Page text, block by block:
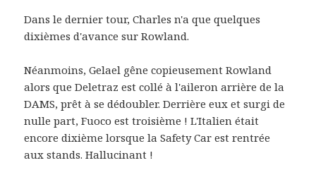
Dans le dernier tour, Charles n'a que quelques
dixièmes d'avance sur Rowland.
Néanmoins, Gelael gêne copieusement Rowland
alors que Deletraz est collé à l'aileron arrière de la
DAMS, prêt à se dédoubler. Derrière eux et surgi de
nulle part, Fuoco est troisième ! L'Italien était
encore dixième lorsque la Safety Car est rentrée
aux stands. Hallucinant !